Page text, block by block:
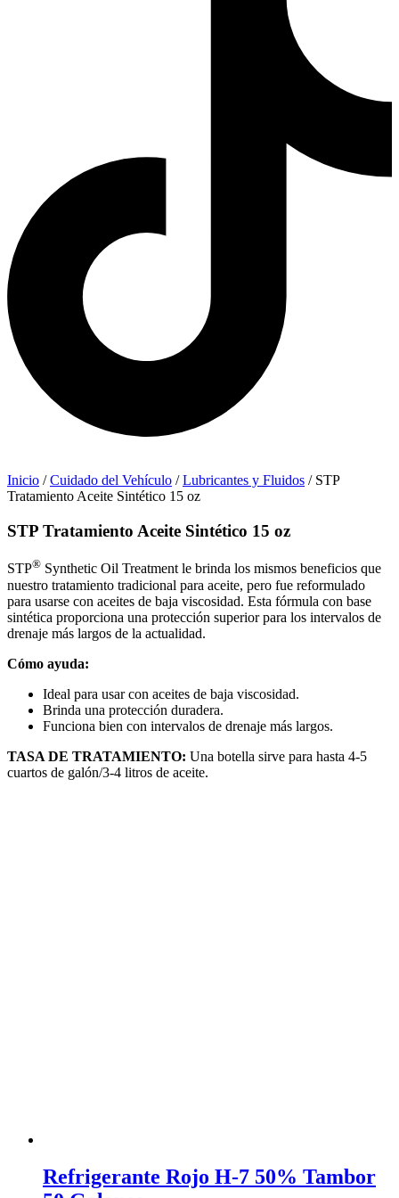
Inicio /Cuidado del Vehículo /Lubricantes y Fluidos / STP
Tratamiento Aceite Sintético 15 oz
STP Tratamiento Aceite Sintético 15 oz
STP® Synthetic Oil Treatment le brinda los mismos beneficios que
nuestro tratamiento tradicional para aceite, pero fue reformulado
para usarse con aceites de baja viscosidad. Esta fórmula con base
sintética proporciona una protección superior para los intervalos de
drenaje más largos de la actualidad.
Cómo ayuda:
Ideal para usar con aceites de baja viscosidad.
Brinda una protección duradera.
Funciona bien con intervalos de drenaje más largos.
TASA DE TRATAMIENTO: Una botella sirve para hasta 4-5
cuartos de galón/3-4 litros de aceite.
Refrigerante Rojo H-7 50% Tambor